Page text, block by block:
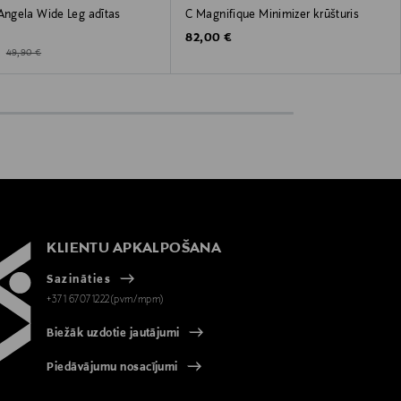
Wide Leg adītas
Price
Original Price
49,90 €
C Magnifique Minimizer krūšturis
Original Price
82,00 €
KLIENTU APKALPOŠANA
Sazināties
+371 67071222(pvm/mpm)
Biežāk uzdotie jautājumi
Piedāvājumu nosacījumi